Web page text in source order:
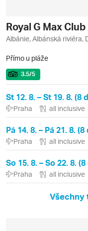
Royal G Max Club
Albánie, Albánská riviéra,
Přímo u pláže
3.5/5
St 12. 8. – St 19. 8. (8
Praha all inclusive
Pá 14. 8. – Pá 21. 8. (8
Praha all inclusive
So 15. 8. – So 22. 8.
Praha all inclusive
Všechny